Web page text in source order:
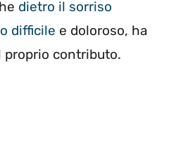
dietro il sorriso
difficile e doloroso, ha
proprio contributo.